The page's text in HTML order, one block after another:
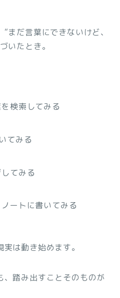
まだ言葉にできないけど、
いたとき。
検索してみる
てみる
てみる
ートに書いてみる
は動き始めます。
踏み出すことそのものが